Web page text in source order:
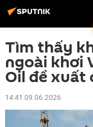
Tìm thấy
ngoài khơi
Oil đề xuất
14:41 09.06.2026